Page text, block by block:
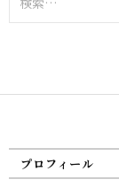
索:
プロフィール